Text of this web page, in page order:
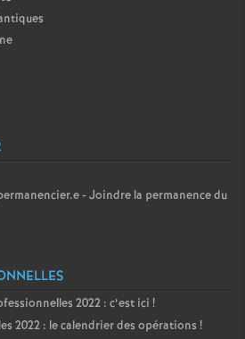
- Joindre la permanence du
2022 : c’est ici !
2022 : le calendrier des opérations !